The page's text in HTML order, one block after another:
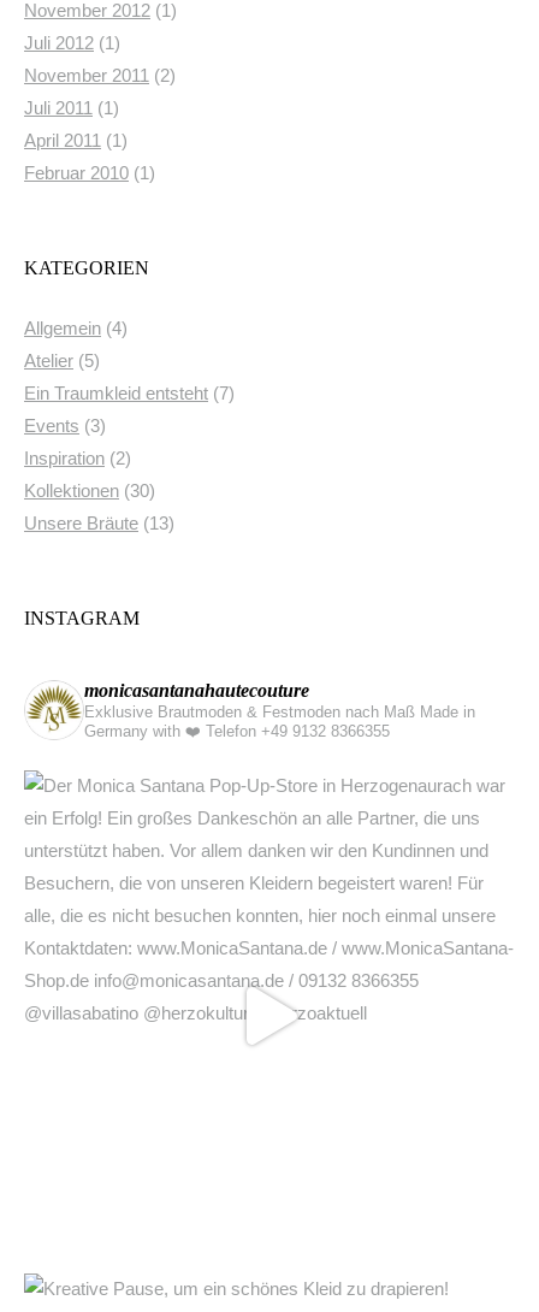
November 2012 (1)
Juli 2012 (1)
November 2011 (2)
Juli 2011 (1)
April 2011 (1)
Februar 2010 (1)
KATEGORIEN
Allgemein (4)
Atelier (5)
Ein Traumkleid entsteht (7)
Events (3)
Inspiration (2)
Kollektionen (30)
Unsere Bräute (13)
INSTAGRAM
monicasantanahautecouture
Exklusive Brautmoden & Festmoden nach Maß Made in
Germany with ❤️ Telefon +49 9132 8366355